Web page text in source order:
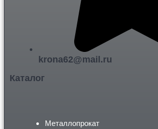
krona62@mail.ru
Каталог
Металлопрокат